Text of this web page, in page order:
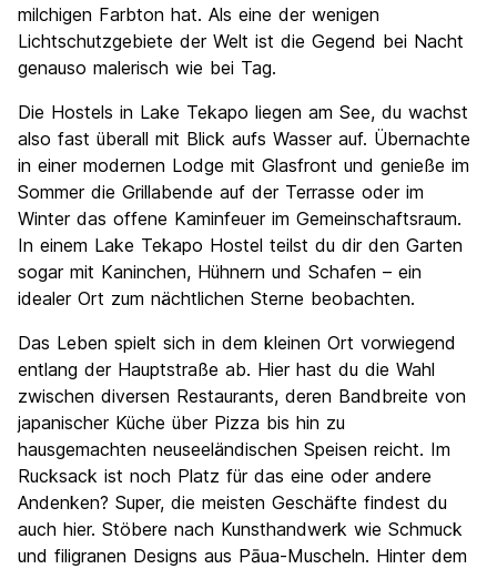
milchigen Farbton hat. Als eine der wenigen
Lichtschutzgebiete der Welt ist die Gegend bei Nacht
genauso malerisch wie bei Tag.
Die Hostels in Lake Tekapo liegen am See, du wachst
also fast überall mit Blick aufs Wasser auf. Übernachte
in einer modernen Lodge mit Glasfront und genieße im
Sommer die Grillabende auf der Terrasse oder im
Winter das offene Kaminfeuer im Gemeinschaftsraum.
In einem Lake Tekapo Hostel teilst du dir den Garten
sogar mit Kaninchen, Hühnern und Schafen – ein
idealer Ort zum nächtlichen Sterne beobachten.
Das Leben spielt sich in dem kleinen Ort vorwiegend
entlang der Hauptstraße ab. Hier hast du die Wahl
zwischen diversen Restaurants, deren Bandbreite von
japanischer Küche über Pizza bis hin zu
hausgemachten neuseeländischen Speisen reicht. Im
Rucksack ist noch Platz für das eine oder andere
Andenken? Super, die meisten Geschäfte findest du
auch hier. Stöbere nach Kunsthandwerk wie Schmuck
und filigranen Designs aus Pāua-Muscheln. Hinter dem